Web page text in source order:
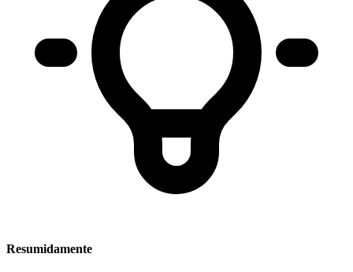
Resumidamente